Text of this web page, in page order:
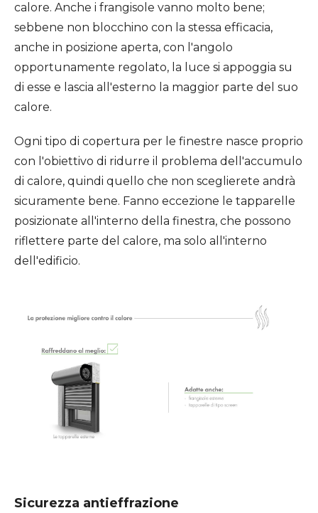
calore. Anche i frangisole vanno molto bene;
sebbene non blocchino con la stessa efficacia,
anche in posizione aperta, con l'angolo
opportunamente regolato, la luce si appoggia su
di esse e lascia all'esterno la maggior parte del suo
calore.
Ogni tipo di copertura per le finestre nasce proprio
con l'obiettivo di ridurre il problema dell'accumulo
di calore, quindi quello che non sceglierete andrà
sicuramente bene. Fanno eccezione le tapparelle
posizionate all'interno della finestra, che possono
riflettere parte del calore, ma solo all'interno
dell'edificio.
Sicurezza antieffrazione